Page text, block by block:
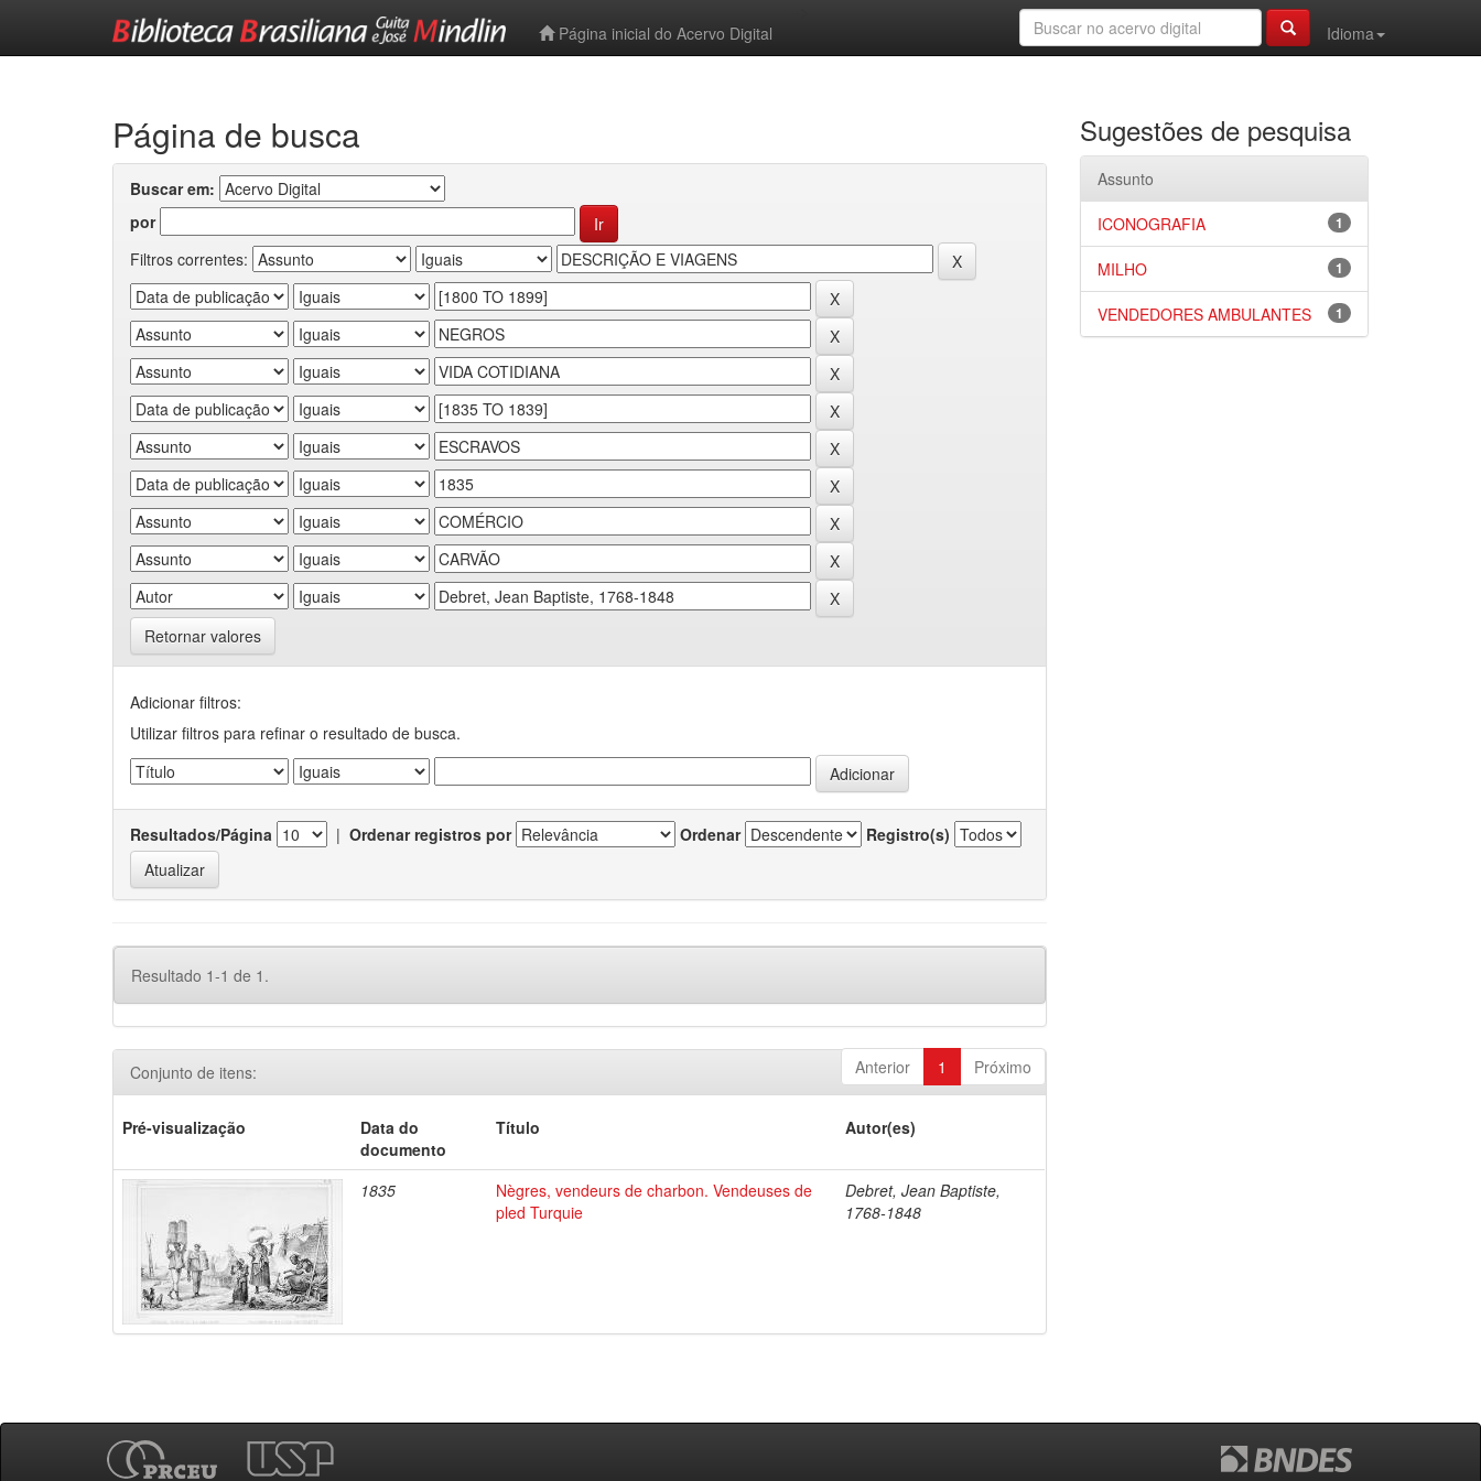
Página inicial do Acervo Digital
Idioma
Página de busca
Buscar em:
por
Filtros correntes:
Retornar valores
Adicionar filtros:
Utilizar filtros para refinar o resultado de busca.
Resultados/Página | Ordenar registros por Ordenar Registro(s)
Resultado 1-1 de 1.
Anterior 1 Próximo
Conjunto de itens:
Pré-visualização
Data do
documento
Título Autor(es)
1835
Nègres, vendeurs de charbon. Vendeuses de
pled Turquie
Debret, Jean Baptiste,
1768-1848
Sugestões de pesquisa
Assunto
1
ICONOGRAFIA
1
MILHO
1
VENDEDORES AMBULANTES